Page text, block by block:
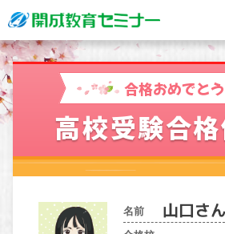
合格おめでとう
高校受験合
名前